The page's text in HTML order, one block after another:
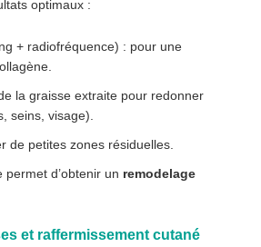
optimaux :
+ radiofréquence) : pour une
la graisse extraite pour redonner
seins, visage).
de petites zones résiduelles.
d’obtenir un remodelage
et raffermissement cutané